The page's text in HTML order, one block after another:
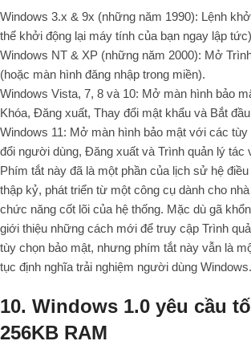
Windows 3.x & 9x (những năm 1990): Lệnh
thể khởi động lại máy tính của bạn ngay lập
Windows NT & XP (những năm 2000): Mở
(hoặc màn hình đăng nhập trong miền).
Windows Vista, 7, 8 và 10: Mở màn hình bảo
Khóa, Đăng xuất, Thay đổi mật khẩu và Bắt
Windows 11: Mở màn hình bảo mật với các
đổi người dùng, Đăng xuất và Trình quản lý tác
Phím tắt này đã là một phần của lịch sử hệ
thập kỷ, phát triển từ một công cụ dành cho
chức năng cốt lõi của hệ thống. Mặc dù gã
giới thiệu những cách mới để truy cập Trình
tùy chọn bảo mật, nhưng phím tắt này vẫn là
tục định nghĩa trải nghiệm người dùng Windows.
10. Windows 1.0 yêu cầu
256KB RAM